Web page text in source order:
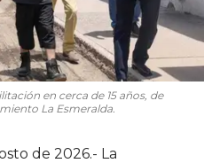
en cerca de 15 años, de
La Esmeralda.
de 2026.- La